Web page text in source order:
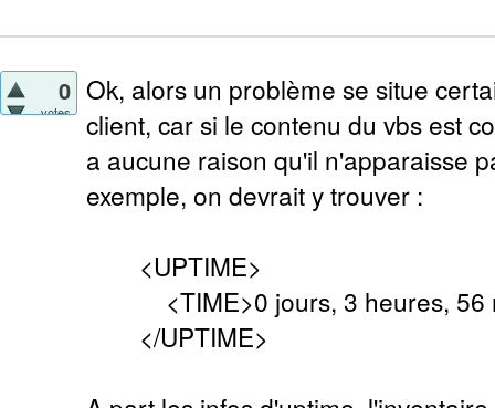
0
votes
Ok, alors un problème se situe
client, car si le contenu du vbs est
a aucune raison qu'il n'apparaisse
exemple, on devrait y trouver :
<UPTIME>
<TIME>0 jours, 3 heures, 56
</UPTIME>